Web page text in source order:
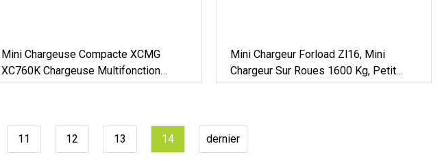
Mini Chargeuse Compacte XCMG
XC760K Chargeuse Multifonction
XC740K Prix De La Chargeuse
Mini Chargeur Forload Zl16, Mini
Chargeur Sur Roues 1600 Kg, Petit
Chargeur Sur Pneus 1,8 Tonnes Avec
11 12 13 14 dernier